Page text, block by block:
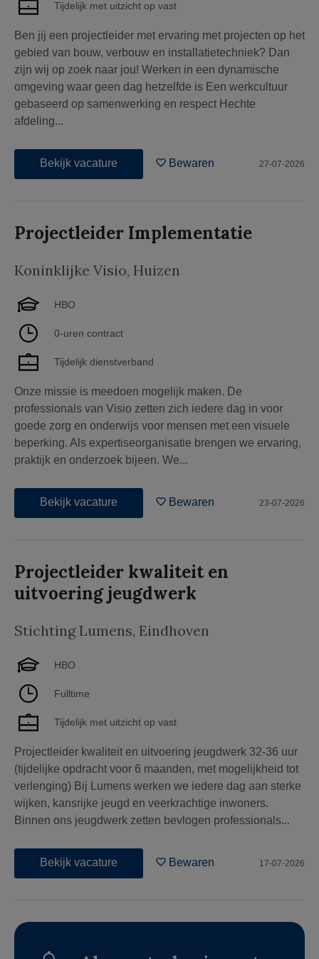
Tijdelijk met uitzicht op vast
Ben jij een projectleider met ervaring met projecten op het
gebied van bouw, verbouw en installatietechniek? Dan
zijn wij op zoek naar jou! Werken in een dynamische
omgeving waar geen dag hetzelfde is Een werkcultuur
gebaseerd op samenwerking en respect Hechte
afdeling...
Bekijk vacature Bewaren 27-07-2026
Projectleider Implementatie
Koninklijke Visio, Huizen
HBO
0-uren contract
Tijdelijk dienstverband
Onze missie is meedoen mogelijk maken. De
professionals van Visio zetten zich iedere dag in voor
goede zorg en onderwijs voor mensen met een visuele
beperking. Als expertiseorganisatie brengen we ervaring,
praktijk en onderzoek bijeen. We...
Bekijk vacature Bewaren 23-07-2026
Projectleider kwaliteit en
uitvoering jeugdwerk
Stichting Lumens, Eindhoven
HBO
Fulltime
Tijdelijk met uitzicht op vast
Projectleider kwaliteit en uitvoering jeugdwerk 32-36 uur
(tijdelijke opdracht voor 6 maanden, met mogelijkheid tot
verlenging) Bij Lumens werken we iedere dag aan sterke
wijken, kansrijke jeugd en veerkrachtige inwoners.
Binnen ons jeugdwerk zetten bevlogen professionals...
Bekijk vacature Bewaren 17-07-2026